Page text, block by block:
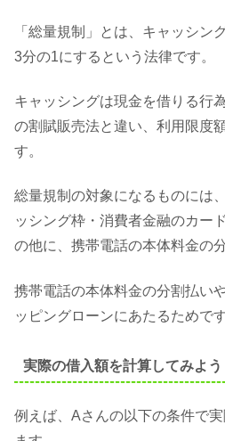
「総量規制」とは、キャッシン
3分の1にするという法律です。
キャッシングは現金を借りる行
の割賦販売法と違い、利用限度
す。
総量規制の対象になるものには
ッシング枠・消費者金融のカー
の他に、携帯電話の本体料金の
携帯電話の本体料金の分割払い
ッピングローンにあたるためです
実際の借入額を計算してみよう
例えば、Aさんの以下の条件で